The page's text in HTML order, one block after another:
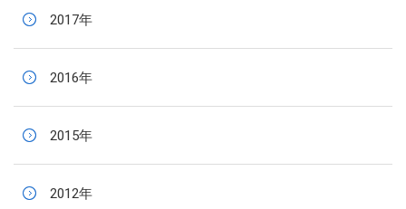
2017年
2016年
2015年
2012年